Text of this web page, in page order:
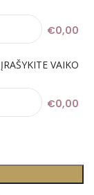
€0,00
VAIKO
€0,00